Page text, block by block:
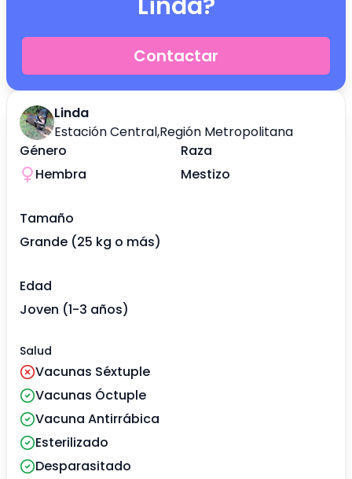
Linda
Estación Central,Región Metropolitana
Género
Hembra
Raza
Mestizo
Tamaño
Grande (25 kg o más)
Edad
Joven (1-3 años)
Salud
Vacunas Séxtuple
Vacunas Óctuple
Vacuna Antirrábica
Esterilizado
Desparasitado
Linda?
Contactar